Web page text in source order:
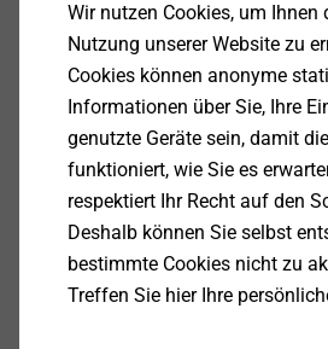
Zur Kombination mit
mm)
Zur Vergrößerung des
WDVS-Dübeln
Speziell für die
Mineralwolle-
Eigenschaften
Hohe Tellersteifigkeit für
Hohe Traglasten dank
Putzverkrallung
Wir nutzen Cookies, um Ihnen
Nutzung unserer Website zu
Cookies können anonyme
Informationen über Sie, Ihre
genutzte Geräte sein, damit
funktioniert, wie Sie es
respektiert Ihr Recht auf den
Deshalb können Sie selbst
bestimmte Cookies nicht zu
Treffen Sie hier Ihre